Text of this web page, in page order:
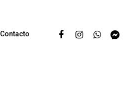
Contacto